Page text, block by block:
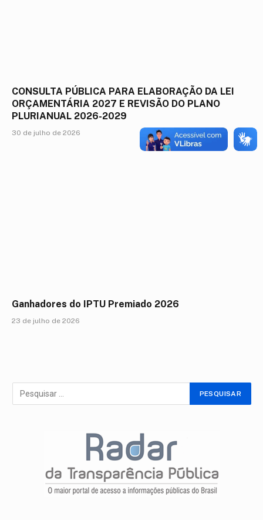
CONSULTA PÚBLICA PARA ELABORAÇÃO DA LEI
ORÇAMENTÁRIA 2027 E REVISÃO DO PLANO
PLURIANUAL 2026-2029
30 de julho de 2026
Ganhadores do IPTU Premiado 2026
23 de julho de 2026